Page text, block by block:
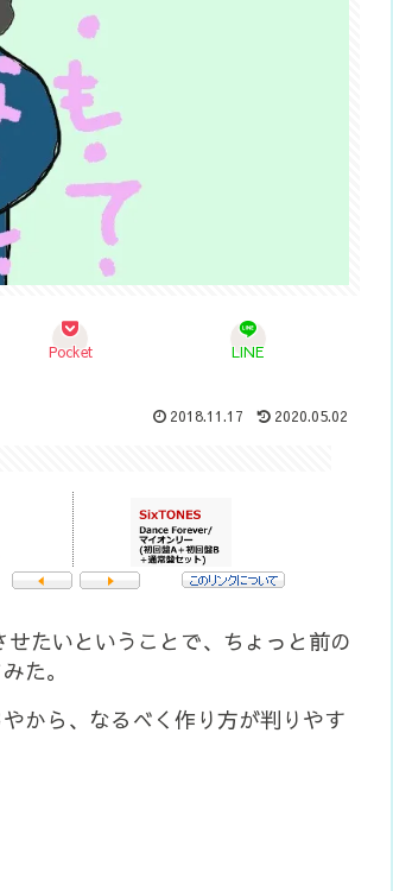
Pocket LINE
2018.11.17 2020.05.02
たいということで、ちょっと前の
た。
から、なるべく作り方が判りやす